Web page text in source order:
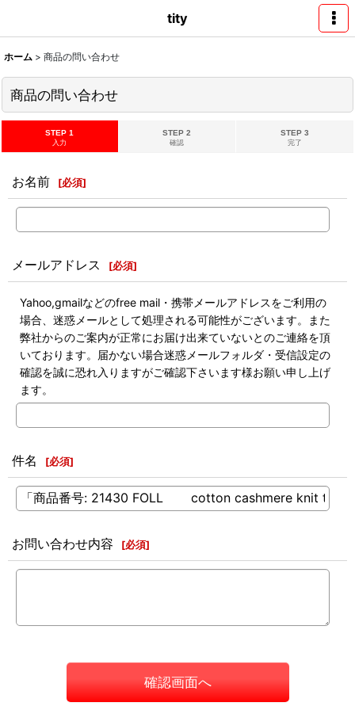
tity
ホーム > 商品の問い合わせ
商品の問い合わせ
STEP 1
入力
STEP 2
確認
STEP 3
完了
お名前 [必須]
メールアドレス [必須]
Yahoo,gmailなどのfree mail・携帯メールアドレスをご利用の
場合、迷惑メールとして処理される可能性がございます。また
弊社からのご案内が正常にお届け出来ていないとのご連絡を頂
いております。届かない場合迷惑メールフォルダ・受信設定の
確認を誠に恐れ入りますがご確認下さいます様お願い申し上げ
ます。
件名 [必須]
お問い合わせ内容 [必須]
確認画面へ